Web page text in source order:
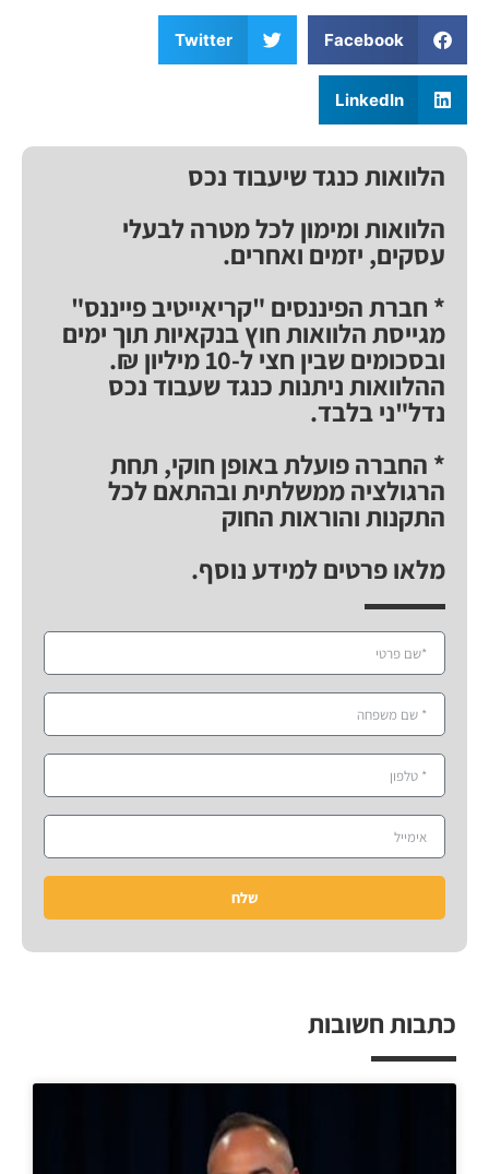
Facebook
Twitter
LinkedIn
הלוואות כנגד שיעבוד נכס
הלוואות ומימון לכל מטרה לבעלי
עסקים, יזמים ואחרים.
* חברת הפיננסים "קריאייטיב פייננס"
מגייסת הלוואות חוץ בנקאיות תוך ימים
ובסכומים שבין חצי ל-10 מיליון ₪.
ההלוואות ניתנות כנגד שעבוד נכס
נדל"ני בלבד.
* החברה פועלת באופן חוקי, תחת
הרגולציה ממשלתית ובהתאם לכל
התקנות והוראות החוק
מלאו פרטים למידע נוסף.
שלח
כתבות חשובות